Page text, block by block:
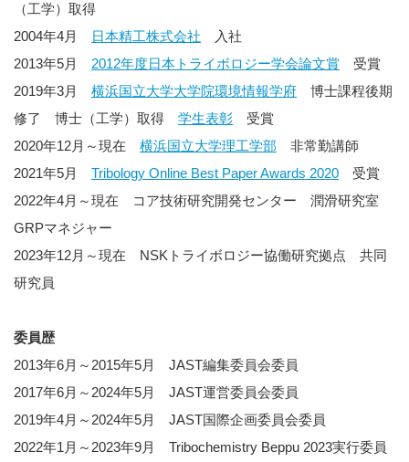
（工学）取得
2004年4月
日本精工株式会社 入社
2013年5月 2012年度日本トライボロジー学会論文賞 受賞
2019年3月 横浜国立大学大学院環境情報学府 博士課程後期
修了 博士（工学）取得 学生表彰 受賞
2020年12月～現在 横浜国立大学理工学部 非常勤講師
2021年5月 Tribology Online Best Paper Awards 2020 受賞
2022年4月～現在 コア技術研究開発センター 潤滑研究室
GRPマネジャー
2023年12月～現在 NSKトライボロジー協働研究拠点 共同
研究員
委員歴
2013年6月～2015年5月 JAST編集委員会委員
2017年6月～2024年5月 JAST運営委員会委員
2019年4月～2024年5月 JAST国際企画委員会委員
2022年1月～2023年9月 Tribochemistry Beppu 2023実行委員